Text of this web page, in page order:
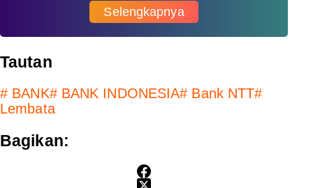
Selengkapnya
Tautan
# BANK#BANK INDONESIA# Bank NTT#
Lembata
Bagikan: